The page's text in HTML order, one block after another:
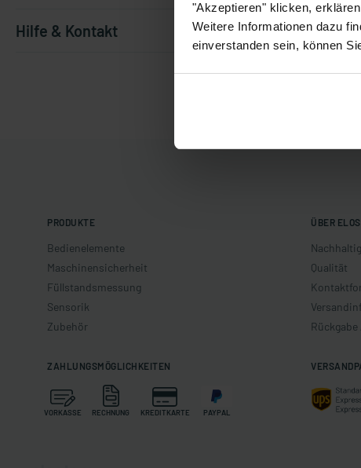
"Akzeptieren" klicken,
Weitere Informationen dazu
einverstanden sein, können
Hilfe & Kontakt
PRODUKTE
Bedienelemente
Maschinensicherheit
Füllstandsmessung
Sensorik
Zubehör
ÜBER
Qualität
ZAHLUNGSMÖGLICHKEITEN
VORKASSE RECHNUNG KREDITKARTE PAYPAL